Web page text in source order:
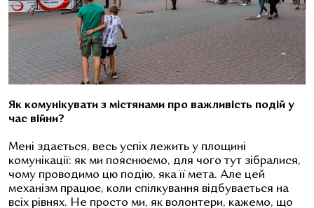
Як комунікувати з містянами про важливість подій у
час війни?
Мені здається, весь успіх лежить у площині
комунікації: як ми пояснюємо, для чого тут зібралися,
чому проводимо цю подію, яка її мета. Але цей
механізм працює, коли спілкування відбувається на
всіх рівнях. Не просто ми, як волонтери, кажемо, що